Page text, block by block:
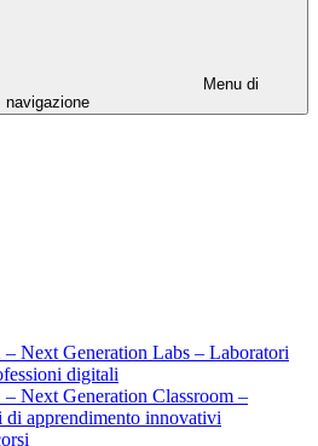
Menu di
navigazione
– Next Generation Labs – Laboratori
digitali
Next Generation Classroom –
di apprendimento innovativi